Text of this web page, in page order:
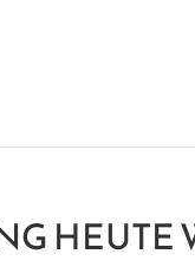
HEUTE